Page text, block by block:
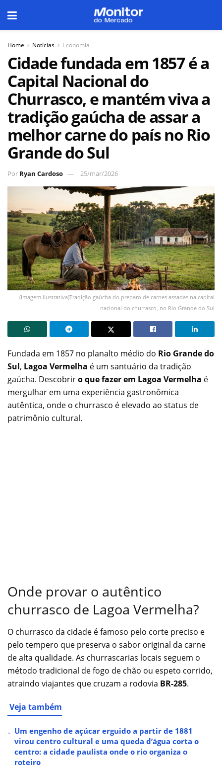
Home Notícias Economia
Cidade fundada em 1857 é a
Capital Nacional do
Churrasco, e mantém viva a
tradição gaúcha de assar a
melhor carne do país no Rio
Grande do Sul
Por Ryan Cardoso 25/mar/2026
(Imagem ilustrativa)Tradição gaúcha do preparo de carnes assadas na capital
nacional do churrasco, no Rio Grande do Sul
Fundada em 1857 no planalto médio do Rio Grande do
Sul, Lagoa Vermelha é um santuário da tradição
gaúcha. Descobriro que fazer em Lagoa Vermelha é
mergulhar em uma experiência gastronômica
autêntica, onde o churrasco é elevado ao status de
patrimônio cultural.
Onde provar o autêntico
churrasco de Lagoa Vermelha?
O churrasco da cidade é famoso pelo corte preciso e
pelo tempero que preserva o sabor original da carne
de alta qualidade. As churrascarias locais seguem o
método tradicional de fogo de chão ou espeto corrido,
atraindo viajantes que cruzam a rodovia BR-285.
Veja também
Um engenho de açúcar erguido a partir de 1881
virou centro cultural e uma queda d’água corta o
centro: a cidade paulista onde o rio organiza o
roteiro